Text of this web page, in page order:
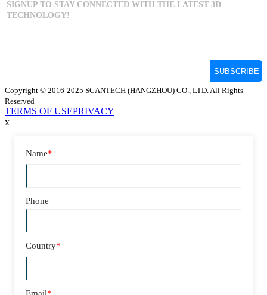
Copyright © 2016-2025 SCANTECH (HANGZHOU) CO., LTD. All Rights
Reserved
TERMS OF USEPRIVACY
x
Name*
Phone
Country*